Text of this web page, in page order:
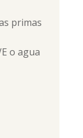
primas
o agua